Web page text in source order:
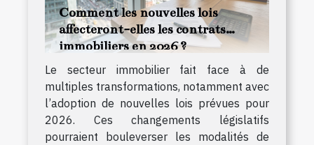
Comment les nouvelles lois
affecteront-elles les contrats
immobiliers en 2026 ?
Le secteur immobilier fait face à de
multiples transformations, notamment avec
l’adoption de nouvelles lois prévues pour
2026. Ces changements législatifs
pourraient bouleverser les modalités de